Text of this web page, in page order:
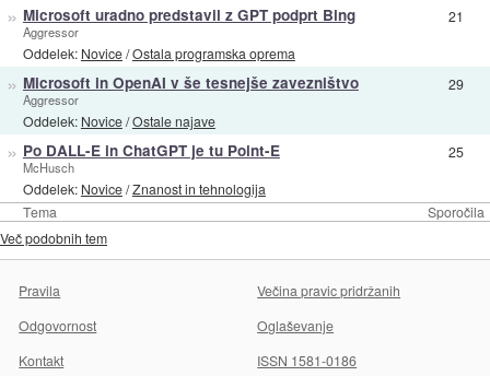
Tema Sporočila
» Microsoft uradno predstavil z GPT podprt Bing
Aggressor
Oddelek: Novice/Ostala programska oprema
21
» Microsoft in OpenAI v še tesnejše zavezništvo
Aggressor
Oddelek: Novice/Ostale najave
29
» Po DALL-E in ChatGPT je tu Point-E
McHusch
Oddelek: Novice/Znanost in tehnologija
25
Več podobnih tem
Pravila
Večina pravic pridržanih
Odgovornost
Oglaševanje
Kontakt
ISSN 1581-0186